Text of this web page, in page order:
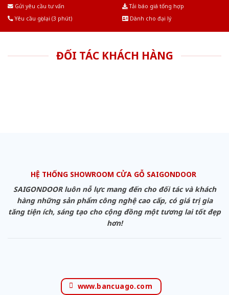
Gửi yêu cầu tư vấn
Tải báo giá tổng hợp
Yêu cầu gọi lại (3 phút)
Dành cho đại lý
ĐỐI TÁC KHÁCH HÀNG
HỆ THỐNG SHOWROOM CỬA GỖ SAIGONDOOR
SAIGONDOOR luôn nỗ lực mang đến cho đối tác và khách
hàng những sản phẩm công nghệ cao cấp, có giá trị gia
tăng tiện ích, sáng tạo cho cộng đồng một tương lai tốt đẹp
hơn!
www.bancuago.com